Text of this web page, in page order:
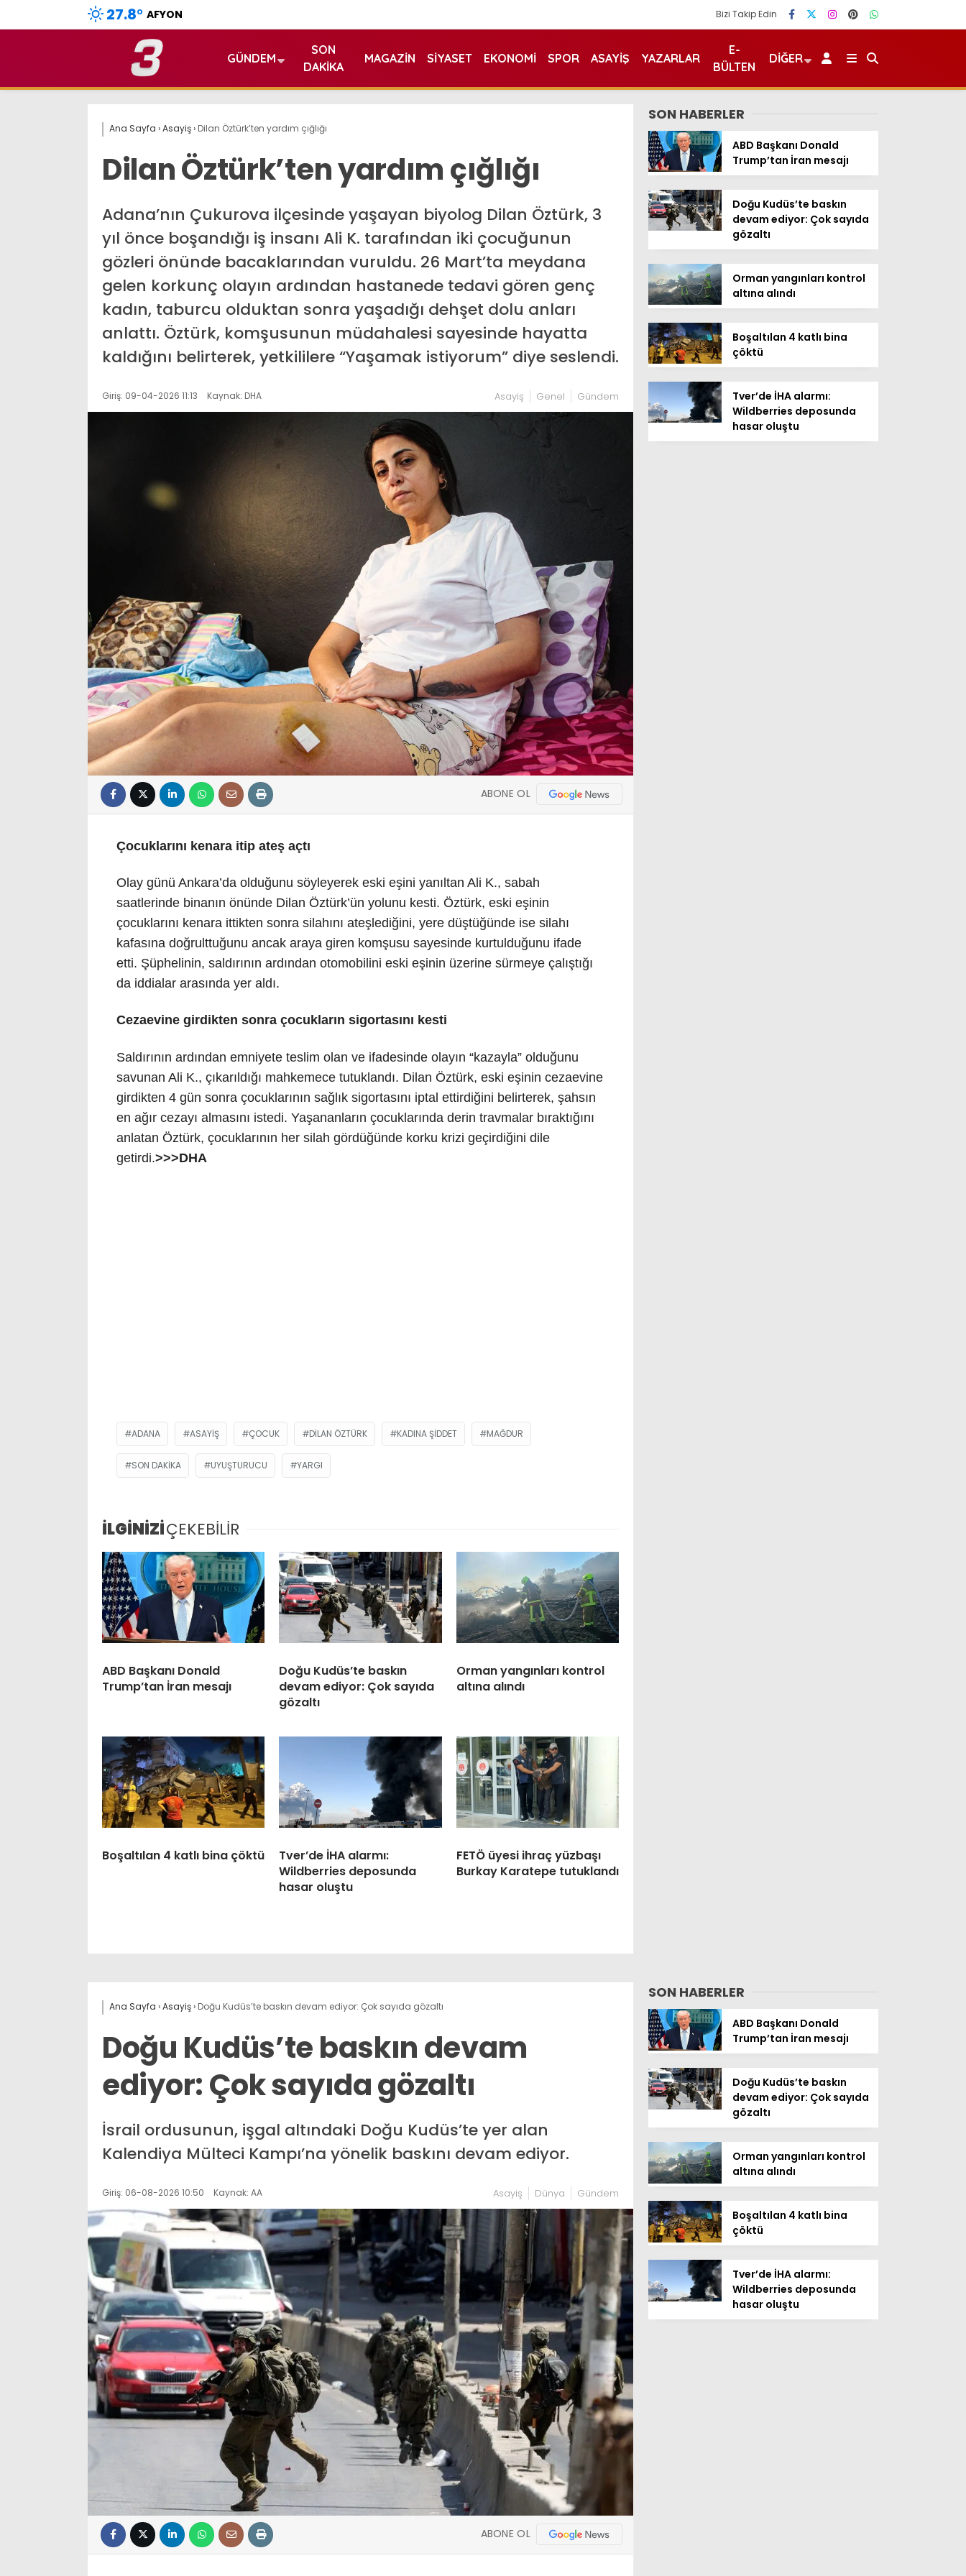
27.8° AFYON Bizi Takip Edin
GÜNDEM
SON
DAKIKA
MAGAZIN SIYASET EKONOMI SPOR ASAYIŞ YAZARLAR
E-
BÜLTEN
DIĞER
Ana Sayfa ›Asayiş› Dilan Öztürk’ten yardım çığlığı
Dilan Öztürk’ten yardım çığlığı
Adana’nın Çukurova ilçesinde yaşayan biyolog Dilan Öztürk, 3
yıl önce boşandığı iş insanı Ali K. tarafından iki çocuğunun
gözleri önünde bacaklarından vuruldu. 26 Mart’ta meydana
gelen korkunç olayın ardından hastanede tedavi gören genç
kadın, taburcu olduktan sonra yaşadığı dehşet dolu anları
anlattı. Öztürk, komşusunun müdahalesi sayesinde hayatta
kaldığını belirterek, yetkililere “Yaşamak istiyorum” diye seslendi.
Giriş: 09-04-2026 11:13 Kaynak: DHA Asayiş Genel Gündem
ABONE OL
Çocuklarını kenara itip ateş açtı
Olay günü Ankara’da olduğunu söyleyerek eski eşini yanıltan Ali K., sabah
saatlerinde binanın önünde Dilan Öztürk’ün yolunu kesti. Öztürk, eski eşinin
çocuklarını kenara ittikten sonra silahını ateşlediğini, yere düştüğünde ise silahı
kafasına doğrulttuğunu ancak araya giren komşusu sayesinde kurtulduğunu ifade
etti. Şüphelinin, saldırının ardından otomobilini eski eşinin üzerine sürmeye çalıştığı
da iddialar arasında yer aldı.
Cezaevine girdikten sonra çocukların sigortasını kesti
Saldırının ardından emniyete teslim olan ve ifadesinde olayın “kazayla” olduğunu
savunan Ali K., çıkarıldığı mahkemece tutuklandı. Dilan Öztürk, eski eşinin cezaevine
girdikten 4 gün sonra çocuklarının sağlık sigortasını iptal ettirdiğini belirterek, şahsın
en ağır cezayı almasını istedi. Yaşananların çocuklarında derin travmalar bıraktığını
anlatan Öztürk, çocuklarının her silah gördüğünde korku krizi geçirdiğini dile
getirdi.>>>DHA
ADANA ASAYIŞ ÇOCUK DILAN ÖZTÜRK KADINA ŞIDDET MAĞDUR
SON DAKIKA UYUŞTURUCU YARGI
İLGİNİZİÇEKEBİLİR
ABD Başkanı Donald
Trump’tan İran mesajı
Doğu Kudüs’te baskın
devam ediyor: Çok sayıda
gözaltı
Orman yangınları kontrol
altına alındı
Boşaltılan 4 katlı bina çöktü
Tver’de İHA alarmı:
Wildberries deposunda
hasar oluştu
FETÖ üyesi ihraç yüzbaşı
Burkay Karatepe tutuklandı
SON HABERLER
ABD Başkanı Donald
Trump’tan İran mesajı
Doğu Kudüs’te baskın
devam ediyor: Çok sayıda
gözaltı
Orman yangınları kontrol
altına alındı
Boşaltılan 4 katlı bina
çöktü
Tver’de İHA alarmı:
Wildberries deposunda
hasar oluştu
Ana Sayfa ›Asayiş› Doğu Kudüs’te baskın devam ediyor: Çok sayıda gözaltı
Doğu Kudüs’te baskın devam
ediyor: Çok sayıda gözaltı
İsrail ordusunun, işgal altındaki Doğu Kudüs’te yer alan
Kalendiya Mülteci Kampı’na yönelik baskını devam ediyor.
Giriş: 06-08-2026 10:50 Kaynak: AA Asayiş Dünya Gündem
ABONE OL
SON HABERLER
ABD Başkanı Donald
Trump’tan İran mesajı
Doğu Kudüs’te baskın
devam ediyor: Çok sayıda
gözaltı
Orman yangınları kontrol
altına alındı
Boşaltılan 4 katlı bina
çöktü
Tver’de İHA alarmı:
Wildberries deposunda
hasar oluştu